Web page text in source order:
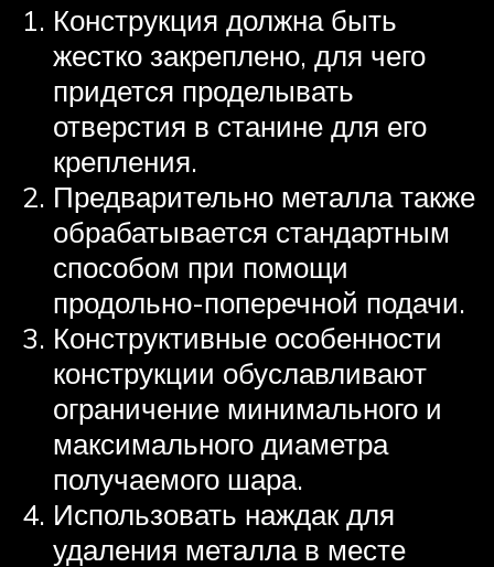
Конструкция должна быть
жестко закреплено, для чего
придется проделывать
отверстия в станине для его
крепления.
Предварительно металла также
обрабатывается стандартным
способом при помощи
продольно-поперечной подачи.
Конструктивные особенности
конструкции обуславливают
ограничение минимального и
максимального диаметра
получаемого шара.
Использовать наждак для
удаления металла в месте